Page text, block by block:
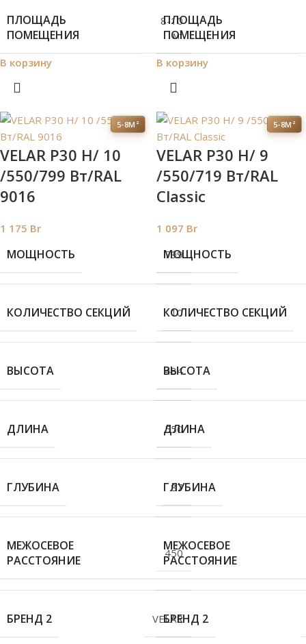
ПЛОЩАДЬ
ПОМЕЩЕНИЯ
8-10
м²
В корзину
ПЛОЩАДЬ
ПОМЕЩЕНИЯ
В корзину
5-8М²
VELAR P30 H/ 10
/550/799 Вт/RAL
9016
1 175 Br
МОЩНОСТЬ 799
КОЛИЧЕСТВО СЕКЦИЙ 10
ВЫСОТА 484
ДЛИНА 550
ГЛУБИНА 87
МЕЖОСЕВОЕ
РАССТОЯНИЕ
450
БРЕНД 2 VELAR
5-8М²
VELAR P30 H/ 9
/550/719 Вт/RAL
Classic
1 097 Br
МОЩНОСТЬ
КОЛИЧЕСТВО СЕКЦИЙ
ВЫСОТА
ДЛИНА
ГЛУБИНА
МЕЖОСЕВОЕ
РАССТОЯНИЕ
БРЕНД 2